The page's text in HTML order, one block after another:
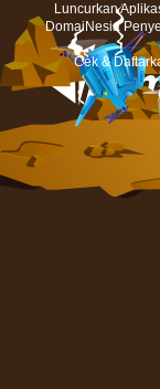
Luncurkan
DomaiNesia
Cek &